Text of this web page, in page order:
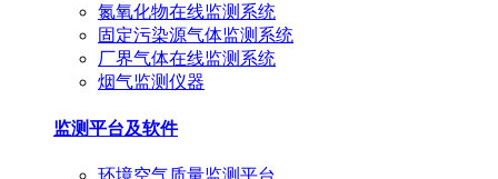
氮氧化物在线监测系统
固定污染源气体监测系统
厂界气体在线监测系统
烟气监测仪器
监测平台及软件